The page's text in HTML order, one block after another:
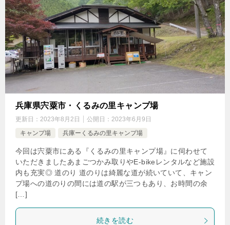
兵庫県宍粟市・くるみの里キャンプ場
更新日： 2023年8月2日 公開日： 2023年6月9日
キャンプ場
兵庫ーくるみの里キャンプ場
今回は宍粟市にある『くるみの里キャンプ場』に伺わせて
いただきましたあまごつかみ取りやE-bikeレンタルなど施設
内も充実◎ 道のり 道のりは綺麗な道が続いていて、キャン
プ場への道のりの間には道の駅が三つもあり、お時間の余
[…]
続きを読む